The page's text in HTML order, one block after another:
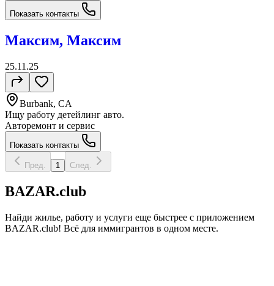
Показать контакты
Максим, Максим
25.11.25
Burbank, CA
Ищу работу детейлинг авто.
Авторемонт и cервис
Показать контакты
Пред. 1 След.
BAZAR.club
Найди жилье, работу и услуги еще быстрее с приложением
BAZAR.club! Всё для иммигрантов в одном месте.